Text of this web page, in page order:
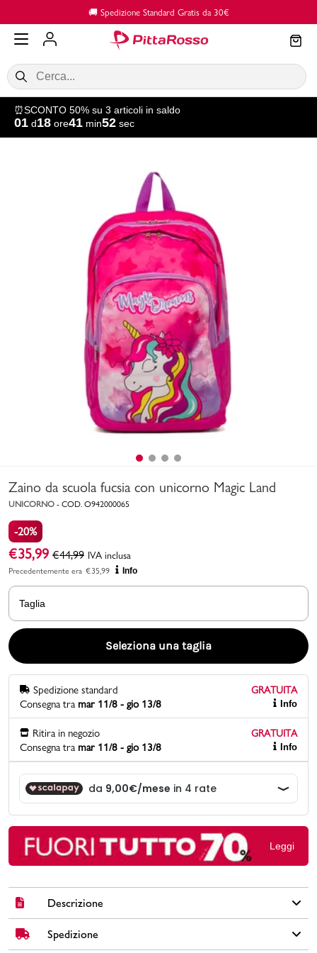
Vai al contenuto principale 🔙 Reso GRATUITO in Negozio
Donna
Bambino
Marchi
Accedi | Registrati
Promo & News
negozi
contatti
pcard
Gift card
⏰SCONTO 50% su 3 articoli in saldo
01 d18 ore41 min51 sec
Zaino da scuola fucsia con unicorno Magic Land
UNICORNO - COD. O942000065
-20%
€35,99 €44,99 IVA inclusa
Precedentemente era €35,99 Info
Taglia
Seleziona una taglia
Spedizione standard
GRATUITA
Consegna tra mar 11/8 - gio 13/8 Info
Ritira in negozio
GRATUITA
Consegna tra mar 11/8 - gio 13/8 Info
Leggi
Descrizione
Zaino da scuola Magic Land colore fucsia in sintetico con
spallacci regolabili, chiusura con zip, interno foderato, tasca
Spedizione